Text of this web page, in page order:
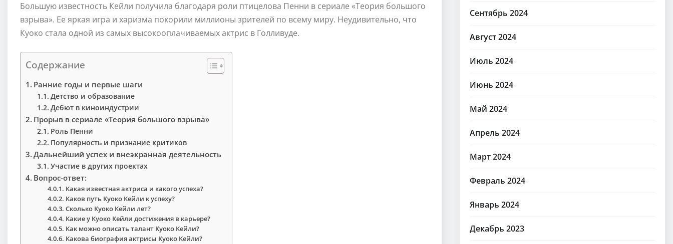
Большую известность Кейли получила благодаря роли птицелова Пенни в сериале «Теория большого
взрыва». Ее яркая игра и харизма покорили миллионы зрителей по всему миру. Неудивительно, что
Куоко стала одной из самых высокооплачиваемых актрис в Голливуде.
Содержание
Ранние годы и первые шаги
Детство и образование
Дебют в киноиндустрии
Прорыв в сериале «Теория большого взрыва»
Роль Пенни
Популярность и признание критиков
Дальнейший успех и внеэкранная деятельность
Участие в других проектах
Вопрос-ответ:
Какая известная актриса и какого успеха?
Каков путь Куоко Кейли к успеху?
Сколько Куоко Кейли лет?
Какие у Куоко Кейли достижения в карьере?
Как можно описать талант Куоко Кейли?
Какова биография актрисы Куоко Кейли?
Сентябрь 2024
Август 2024
Июль 2024
Июнь 2024
Май 2024
Апрель 2024
Март 2024
Февраль 2024
Январь 2024
Декабрь 2023